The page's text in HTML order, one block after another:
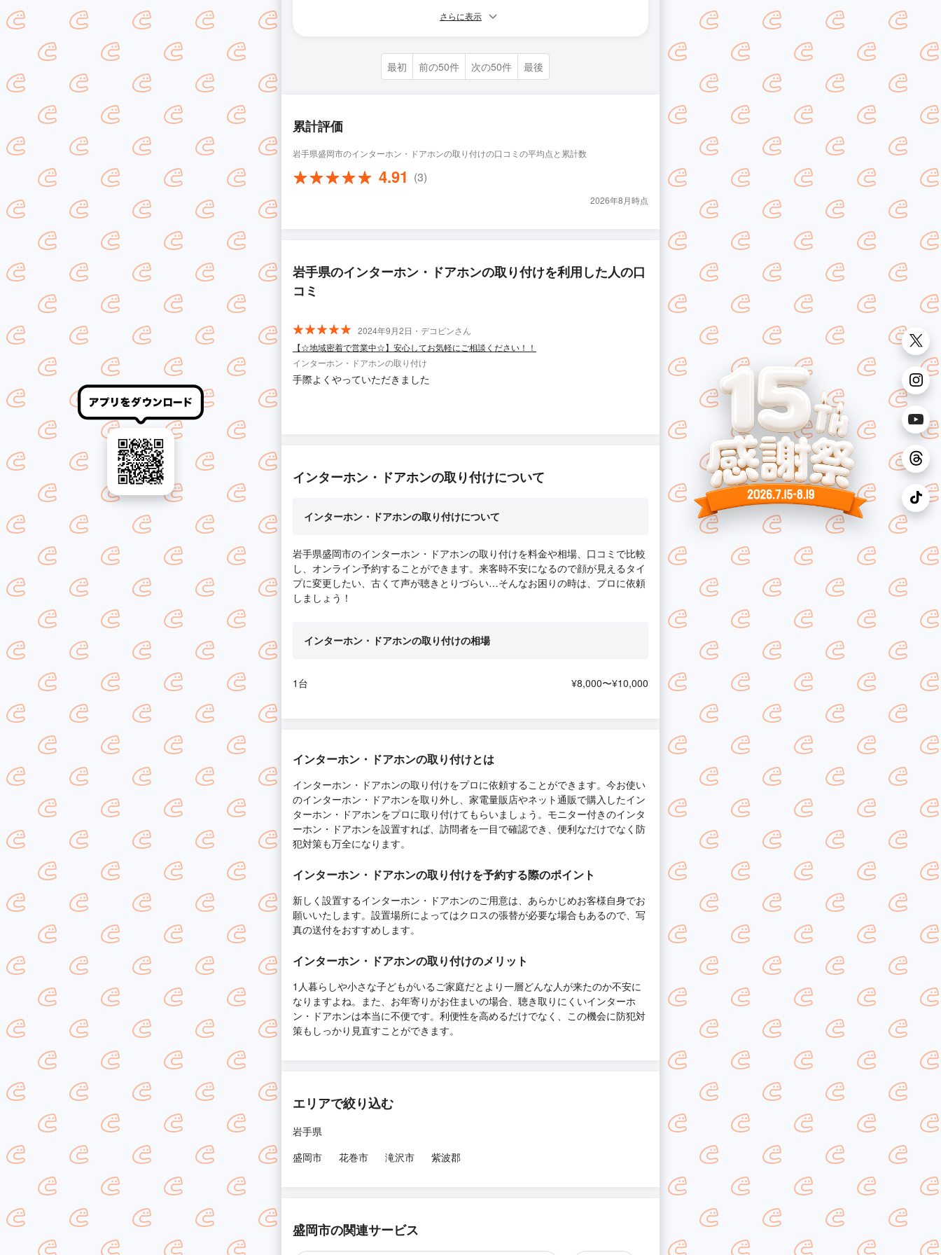
さらに表示
最初 前の50件 次の50件 最後
累計評価
岩手県盛岡市のインターホン・ドアホンの取り付けの口コミの平均点と累計数
4.91 (3)
2026年8月時点
岩手県のインターホン・ドアホンの取り付けを利用した人の口
コミ
2024年9月2日・デコピンさん
【☆地域密着で営業中☆】安心してお気軽にご相談ください！！
インターホン・ドアホンの取り付け
手際よくやっていただきました
インターホン・ドアホンの取り付けについて
インターホン・ドアホンの取り付けについて
岩手県盛岡市のインターホン・ドアホンの取り付けを料金や相場、口コミで比較
し、オンライン予約することができます。来客時不安になるので顔が見えるタイ
プに変更したい、古くて声が聴きとりづらい…そんなお困りの時は、プロに依頼
しましょう！
インターホン・ドアホンの取り付けの相場
1台 ¥8,000〜¥10,000
インターホン・ドアホンの取り付けとは
インターホン・ドアホンの取り付けをプロに依頼することができます。今お使い
のインターホン・ドアホンを取り外し、家電量販店やネット通販で購入したイン
ターホン・ドアホンをプロに取り付けてもらいましょう。モニター付きのインタ
ーホン・ドアホンを設置すれば、訪問者を一目で確認でき、便利なだけでなく防
犯対策も万全になります。
インターホン・ドアホンの取り付けを予約する際のポイント
新しく設置するインターホン・ドアホンのご用意は、あらかじめお客様自身でお
願いいたします。設置場所によってはクロスの張替が必要な場合もあるので、写
真の送付をおすすめします。
インターホン・ドアホンの取り付けのメリット
1人暮らしや小さな子どもがいるご家庭だとより一層どんな人が来たのか不安に
なりますよね。また、お年寄りがお住まいの場合、聴き取りにくいインターホ
ン・ドアホンは本当に不便です。利便性を高めるだけでなく、この機会に防犯対
策もしっかり見直すことができます。
エリアで絞り込む
岩手県
盛岡市
花巻市 滝沢市 紫波郡
盛岡市の関連サービス